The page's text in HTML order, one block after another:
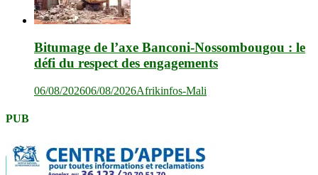
Bitumage de l’axe Banconi-Nossombougou : le
défi du respect des engagements
06/08/202606/08/2026Afrikinfos-Mali
PUB